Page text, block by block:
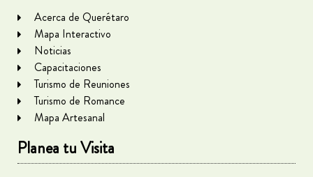
Acerca de Querétaro
Mapa Interactivo
Noticias
Capacitaciones
Turismo de Reuniones
Turismo de Romance
Mapa Artesanal
Planea tu Visita